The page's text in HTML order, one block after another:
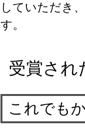
していただき
す。
受賞され
これでも